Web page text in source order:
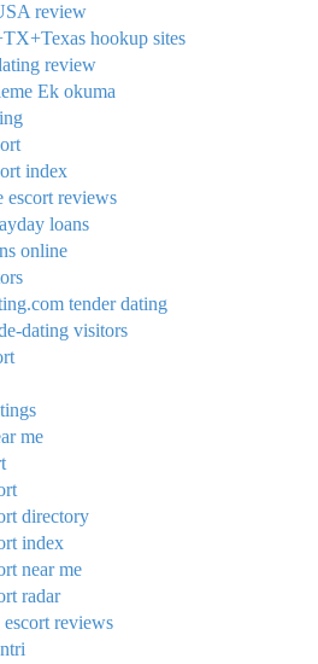
review
hookup sites
review
Ek okuma
index
escort reviews
loans
online
tender dating
dating visitors
me
directory
index
near me
radar
reviews